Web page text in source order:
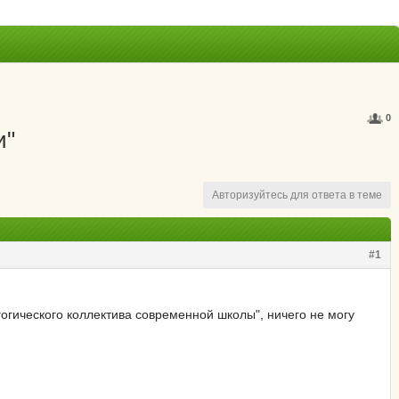
0
Авторизуйтесь для ответа в теме
#1
коллектива современной школы", ничего не могу